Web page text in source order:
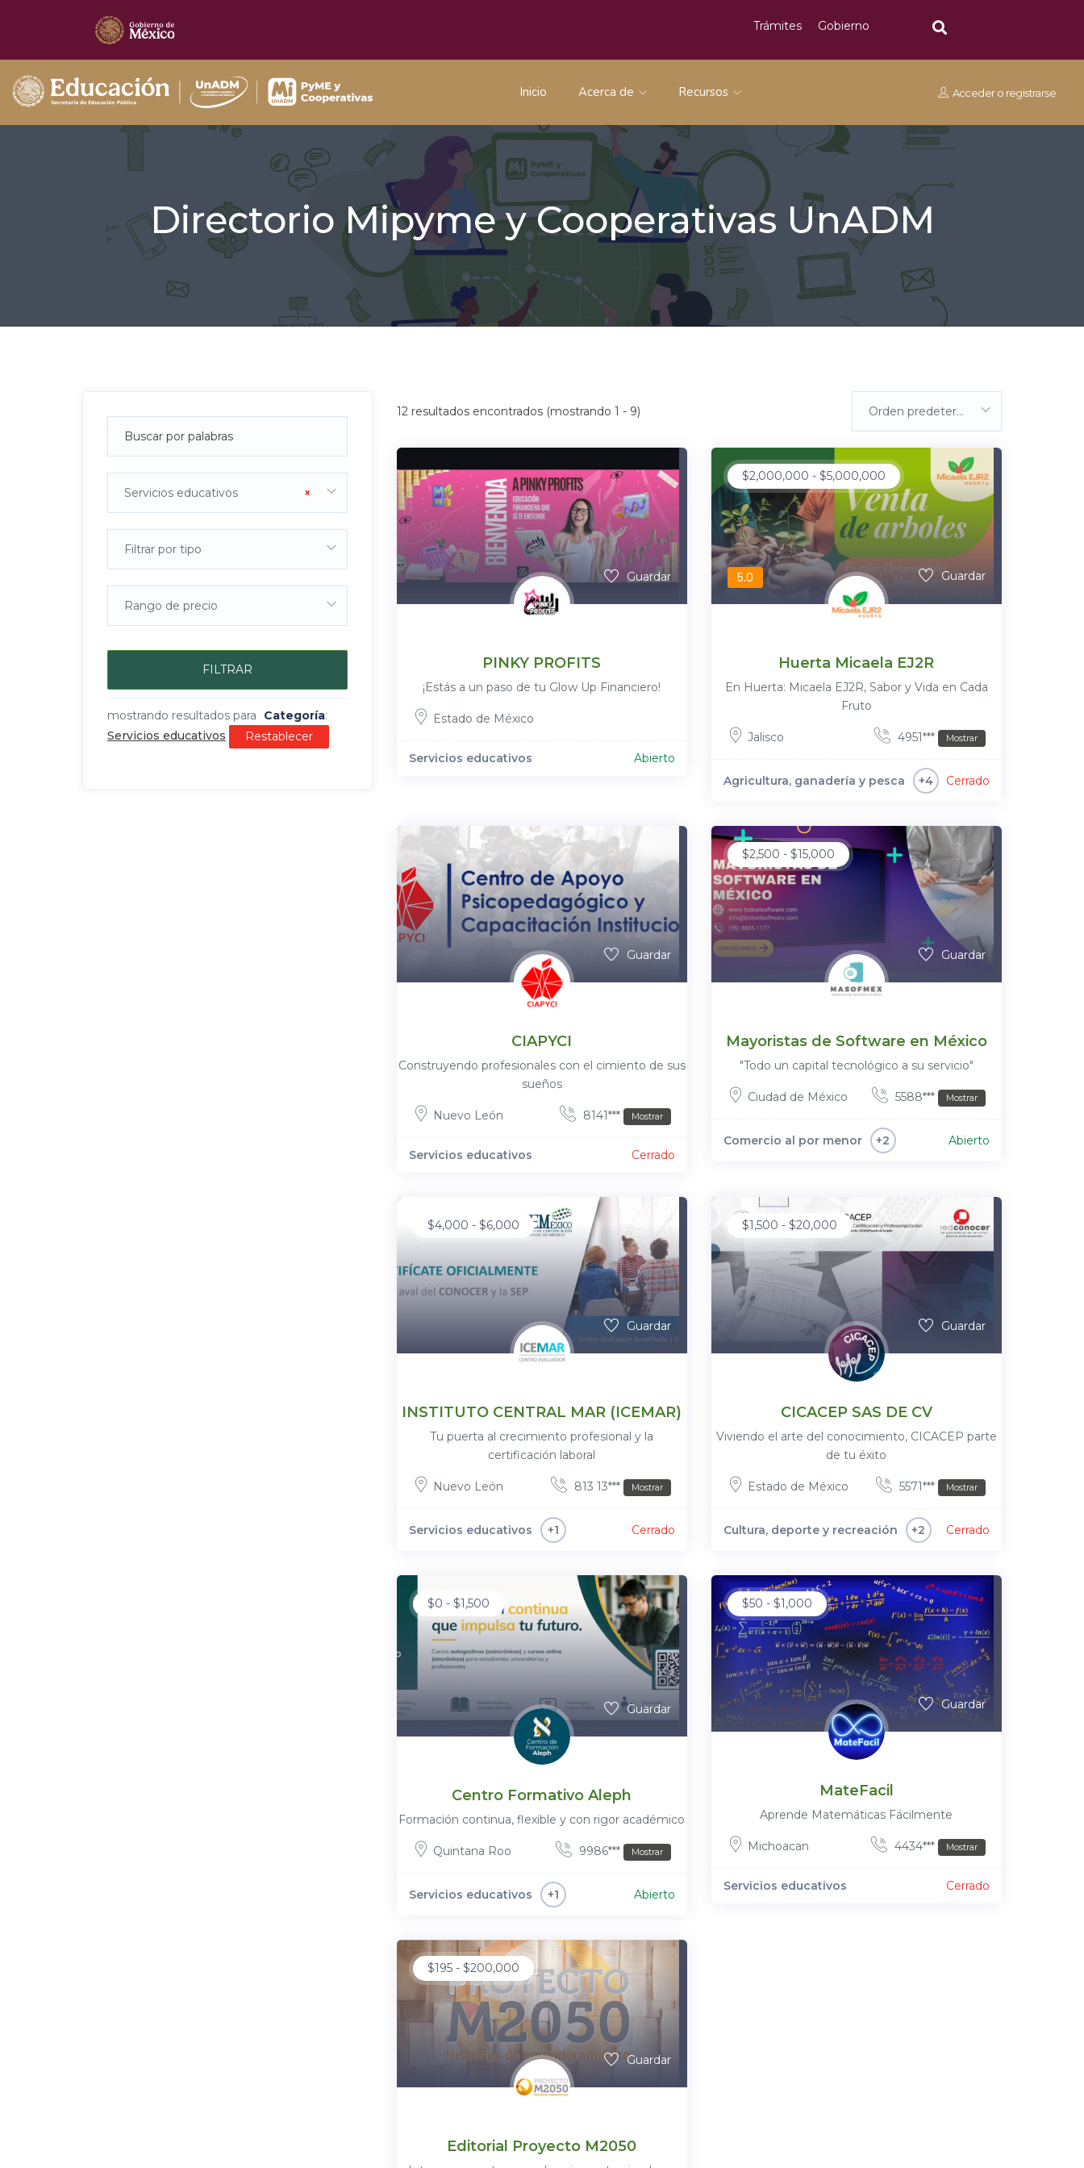
Trámites Gobierno
Inicio Acerca de Recursos Acceder o registrarse
Directorio Mipyme y Cooperativas UnADM
×
Servicios educativos
Filtrar por tipo
Rango de precio
FILTRAR
mostrando resultados para Categoría:
Servicios educativos
Restablecer
12 resultados encontrados (mostrando 1 - 9) Orden predeterminada
Guardar
PINKY PROFITS
¡Estás a un paso de tu Glow Up Financiero!
Estado de México
Servicios educativos Abierto
$2,000,000 - $5,000,000
5.0 Guardar
Huerta Micaela EJ2R
En Huerta: Micaela EJ2R, Sabor y Vida en Cada
Fruto
Jalisco 4951*** Mostrar
Agricultura, ganadería y pesca +4 Cerrado
Guardar
CIAPYCI
Construyendo profesionales con el cimiento de sus
sueños
Nuevo León 8141*** Mostrar
Servicios educativos Cerrado
$2,500 - $15,000
Guardar
Mayoristas de Software en México
"Todo un capital tecnológico a su servicio"
Ciudad de México 5588*** Mostrar
Comercio al por menor +2 Abierto
$4,000 - $6,000
Guardar
INSTITUTO CENTRAL MAR (ICEMAR)
Tu puerta al crecimiento profesional y la
certificación laboral
Nuevo León 813 13*** Mostrar
Servicios educativos +1 Cerrado
$1,500 - $20,000
Guardar
CICACEP SAS DE CV
Viviendo el arte del conocimiento, CICACEP parte
de tu éxito
Estado de México 5571*** Mostrar
Cultura, deporte y recreación +2 Cerrado
$0 - $1,500
Guardar
Centro Formativo Aleph
Formación continua, flexible y con rigor académico
Quintana Roo 9986*** Mostrar
Servicios educativos +1 Abierto
$50 - $1,000
Guardar
MateFacil
Aprende Matemáticas Fácilmente
Michoacan 4434*** Mostrar
Servicios educativos Cerrado
$195- $200,000
Guardar
Editorial Proyecto M2050